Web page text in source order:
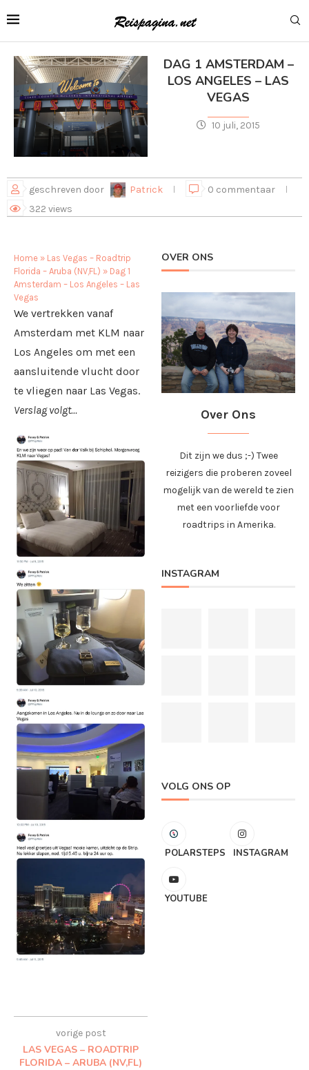
DAG 1 AMSTERDAM –
LOS ANGELES – LAS
VEGAS
10 juli, 2015
geschreven door Patrick
0 commentaar
322 views
Home » Las Vegas – Roadtrip
Florida – Aruba (NV,FL) » Dag 1
Amsterdam – Los Angeles – Las
Vegas
We vertrekken vanaf
Amsterdam met KLM naar
Los Angeles om met een
aansluitende vlucht door
te vliegen naar Las Vegas.
Verslag volgt…
vorige post
LAS VEGAS – ROADTRIP
FLORIDA – ARUBA (NV,FL)
OVER ONS
Over Ons
Dit zijn we dus ;-) Twee
reizigers die proberen zoveel
mogelijk van de wereld te zien
met een voorliefde voor
roadtrips in Amerika.
INSTAGRAM
VOLG ONS OP
POLARSTEPS INSTAGRAM
YOUTUBE